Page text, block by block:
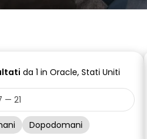
da 1 in Oracle, Stati Uniti
Dopodomani